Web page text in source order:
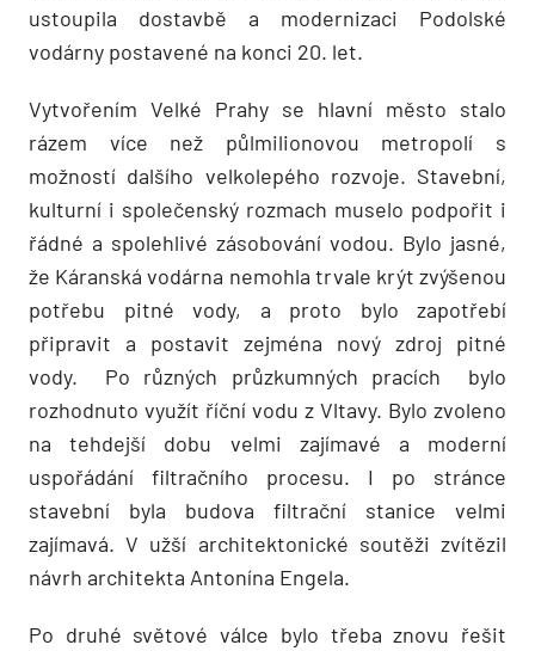
ustoupila dostavbě a modernizaci Podolské
vodárny postavené na konci 20. let.
Vytvořením Velké Prahy se hlavní město stalo
rázem více než půlmilionovou metropolí s
možností dalšího velkolepého rozvoje. Stavební,
kulturní i společenský rozmach muselo podpořit i
řádné a spolehlivé zásobování vodou. Bylo jasné,
že Káranská vodárna nemohla trvale krýt zvýšenou
potřebu pitné vody, a proto bylo zapotřebí
připravit a postavit zejména nový zdroj pitné
vody. Po různých průzkumných pracích bylo
rozhodnuto využít říční vodu z Vltavy. Bylo zvoleno
na tehdejší dobu velmi zajímavé a moderní
uspořádání filtračního procesu. I po stránce
stavební byla budova filtrační stanice velmi
zajímavá. V užší architektonické soutěži zvítězil
návrh architekta Antonína Engela.
Po druhé světové válce bylo třeba znovu řešit